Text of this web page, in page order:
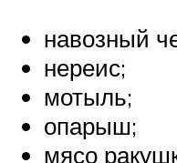
навозный
нереис;
мотыль;
опарыш;
мясо